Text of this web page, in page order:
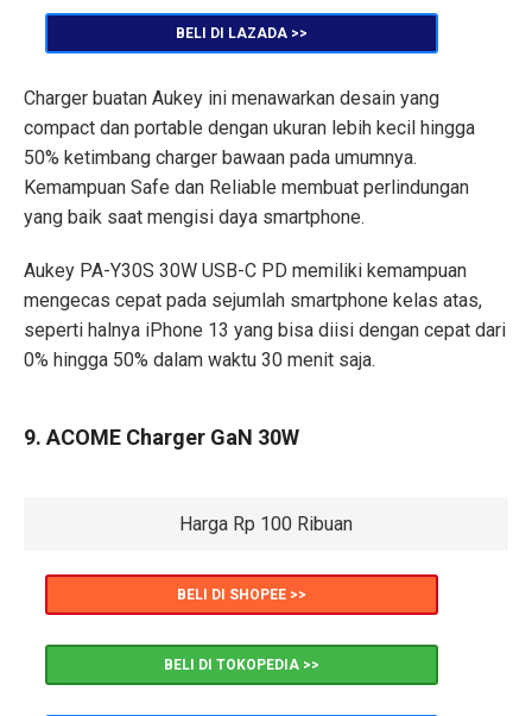
BELI DI LAZADA >>
Charger buatan Aukey ini menawarkan desain yang
compact dan portable dengan ukuran lebih kecil hingga
50% ketimbang charger bawaan pada umumnya.
Kemampuan Safe dan Reliable membuat perlindungan
yang baik saat mengisi daya smartphone.
Aukey PA-Y30S 30W USB-C PD memiliki kemampuan
mengecas cepat pada sejumlah smartphone kelas atas,
seperti halnya iPhone 13 yang bisa diisi dengan cepat dari
0% hingga 50% dalam waktu 30 menit saja.
9. ACOME Charger GaN 30W
Harga Rp 100 Ribuan
BELI DI SHOPEE >>
BELI DI TOKOPEDIA >>